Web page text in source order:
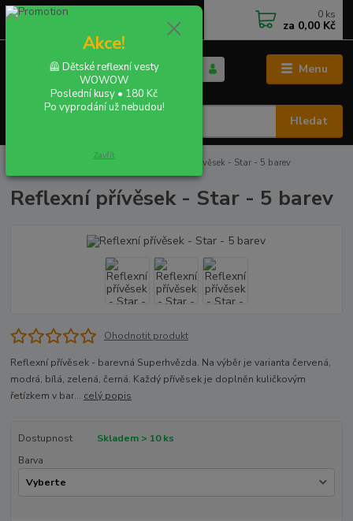
Menu
CZK
Hledat
+420 702 855 412
0 ks
za 0,00 Kč
REFLEXNÍ PŘÍVĚSKY Reflexní přívěsek - Star - 5 barev
Reflexní přívěsek - Star - 5 barev
Ohodnotit produkt
Reflexní přívěsek - barevná Superhvězda. Na výběr je varianta červená,
modrá, bílá, zelená, černá. Každý přívěsek je doplněn kuličkovým
řetízkem v bar... celý popis
Dostupnost
Skladem > 10 ks
Barva
Akce!
🦺 Dětské reflexní vesty
WOWOW
Poslední kusy • 180 Kč
Po vyprodání už nebudou!
Zavřít